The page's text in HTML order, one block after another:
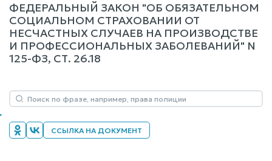
ФЕДЕРАЛЬНЫЙ ЗАКОН "ОБ ОБЯЗАТЕЛЬНОМ
СОЦИАЛЬНОМ СТРАХОВАНИИ ОТ
НЕСЧАСТНЫХ СЛУЧАЕВ НА ПРОИЗВОДСТВЕ
И ПРОФЕССИОНАЛЬНЫХ ЗАБОЛЕВАНИЙ" N
125-ФЗ, СТ. 26.18
ССЫЛКА НА ДОКУМЕНТ